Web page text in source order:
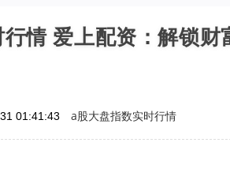
情 爱上配资：解锁财
01:41:43 a股大盘指数实时行情